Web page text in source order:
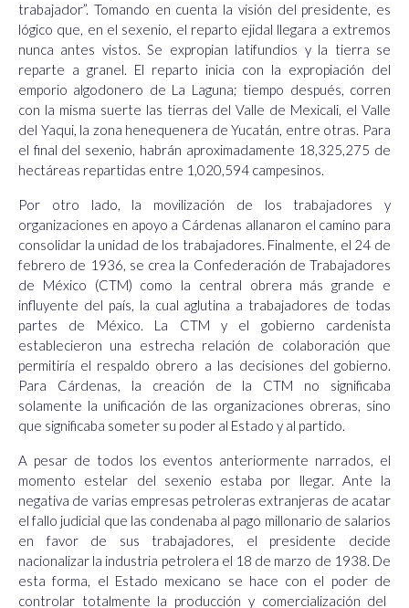
trabajador”. Tomando en cuenta la visión del presidente, es
lógico que, en el sexenio, el reparto ejidal llegara a extremos
nunca antes vistos. Se expropian latifundios y la tierra se
reparte a granel. El reparto inicia con la expropiación del
emporio algodonero de La Laguna; tiempo después, corren
con la misma suerte las tierras del Valle de Mexicali, el Valle
del Yaqui, la zona henequenera de Yucatán, entre otras. Para
el final del sexenio, habrán aproximadamente 18,325,275 de
hectáreas repartidas entre 1,020,594 campesinos.
Por otro lado, la movilización de los trabajadores y
organizaciones en apoyo a Cárdenas allanaron el camino para
consolidar la unidad de los trabajadores. Finalmente, el 24 de
febrero de 1936, se crea la Confederación de Trabajadores
de México (CTM) como la central obrera más grande e
influyente del país, la cual aglutina a trabajadores de todas
partes de México. La CTM y el gobierno cardenista
establecieron una estrecha relación de colaboración que
permitiría el respaldo obrero a las decisiones del gobierno.
Para Cárdenas, la creación de la CTM no significaba
solamente la unificación de las organizaciones obreras, sino
que significaba someter su poder al Estado y al partido.
A pesar de todos los eventos anteriormente narrados, el
momento estelar del sexenio estaba por llegar. Ante la
negativa de varias empresas petroleras extranjeras de acatar
el fallo judicial que las condenaba al pago millonario de salarios
en favor de sus trabajadores, el presidente decide
nacionalizar la industria petrolera el 18 de marzo de 1938. De
esta forma, el Estado mexicano se hace con el poder de
controlar totalmente la producción y comercialización del